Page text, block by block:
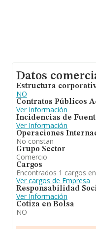
Datos
Estructura
NO
Contratos Públicos
Ver Información
Incidencias de
Ver Información
Operaciones
No constan
Grupo Sector
Comercio
Cargos
Encontrados 1 cargos
Ver cargos de Empresa
Responsabilidad
Ver Información
Cotiza en Bolsa
NO